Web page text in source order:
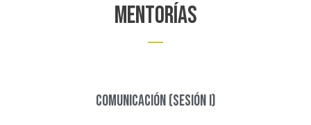
Mentorías
Comunicación (sesión I)